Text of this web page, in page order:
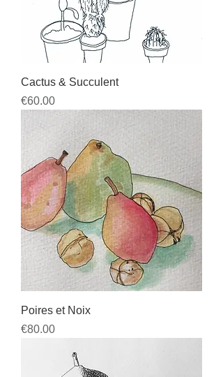
Cactus & Succulent
Price
€60.00
Poires et Noix
Price
€80.00